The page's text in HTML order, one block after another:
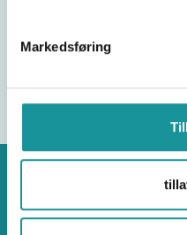
Markedsføring